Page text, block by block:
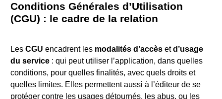
Conditions Générales d’Utilisation
(CGU) : le cadre de la relation
Les CGU encadrent les modalités d’accès etd’usage
du service : qui peut utiliser l’application, dans quelles
conditions, pour quelles finalités, avec quels droits et
quelles limites. Elles permettent aussi à l’éditeur de se
protéger contre les usages détournés, les abus, ou les